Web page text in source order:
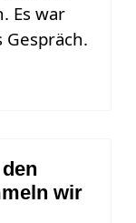
Es war
wir